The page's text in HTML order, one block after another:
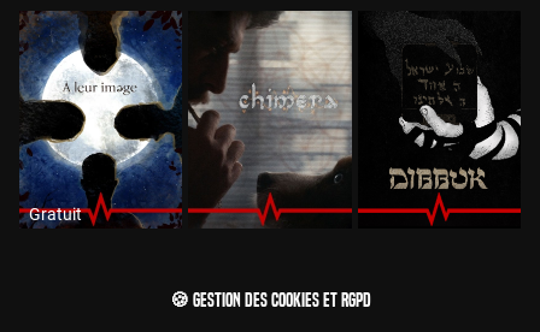
Gratuit
🍪 Gestion des cookies et RGPD